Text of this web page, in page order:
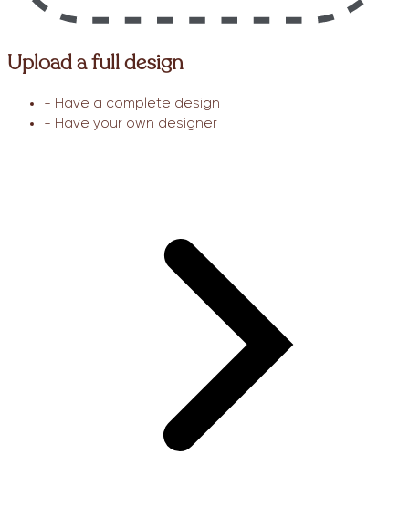
Upload a full design
- Have a complete design
- Have your own designer